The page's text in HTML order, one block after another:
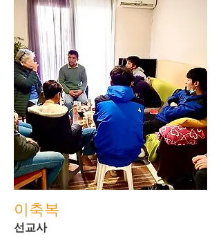
이축복
선교사